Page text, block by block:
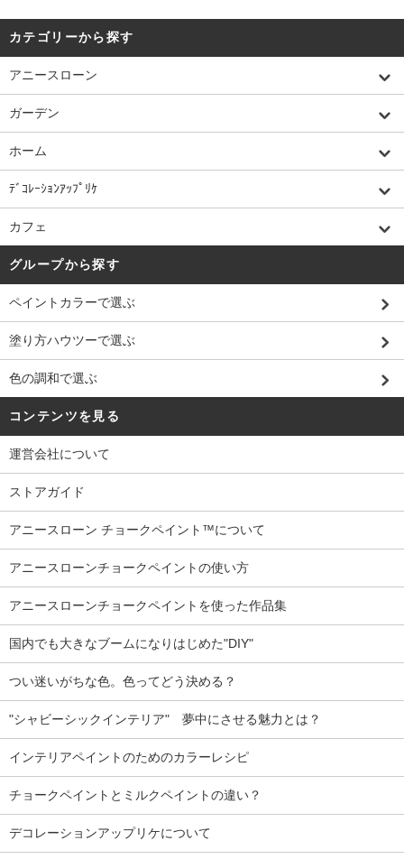
カテゴリーから探す
アニースローン
ガーデン
ホーム
ﾃﾞｺﾚｰｼｮﾝｱｯﾌﾟﾘｹ
カフェ
グループから探す
ペイントカラーで選ぶ
塗り方ハウツーで選ぶ
色の調和で選ぶ
コンテンツを見る
運営会社について
ストアガイド
アニースローン チョークペイント™について
アニースローンチョークペイントの使い方
アニースローンチョークペイントを使った作品集
国内でも大きなブームになりはじめた"DIY"
つい迷いがちな色。色ってどう決める？
"シャビーシックインテリア" 夢中にさせる魅力とは？
インテリアペイントのためのカラーレシピ
チョークペイントとミルクペイントの違い？
デコレーションアップリケについて